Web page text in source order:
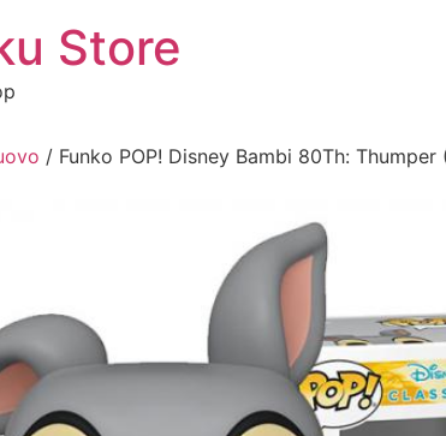
Store
/ Funko POP! Disney Bambi 80Th: Thumper